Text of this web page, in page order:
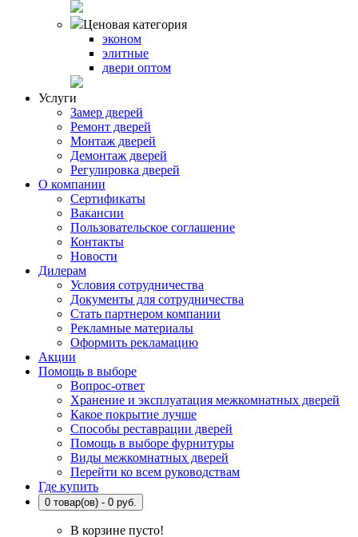
Ценовая категория
эконом
элитные
двери оптом
Услуги
Замер дверей
Ремонт дверей
Монтаж дверей
Демонтаж дверей
Регулировка дверей
О компании
Сертификаты
Вакансии
Пользовательское соглашение
Контакты
Новости
Дилерам
Условия сотрудничества
Документы для сотрудничества
Стать партнером компании
Рекламные материалы
Оформить рекламацию
Акции
Помощь в выборе
Вопрос-ответ
Хранение и эксплуатация межкомнатных дверей
Какое покрытие лучше
Способы реставрации дверей
Помощь в выборе фурнитуры
Виды межкомнатных дверей
Перейти ко всем руководствам
Где купить
0 товар(ов) - 0 руб.
В корзине пусто!